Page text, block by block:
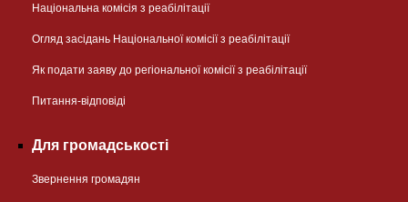
Національна комісія з реабілітації
Огляд засідань Національної комісії з реабілітації
Як подати заяву до регіональної комісії з реабілітації
Питання-відповіді
Для громадськості
Звернення громадян